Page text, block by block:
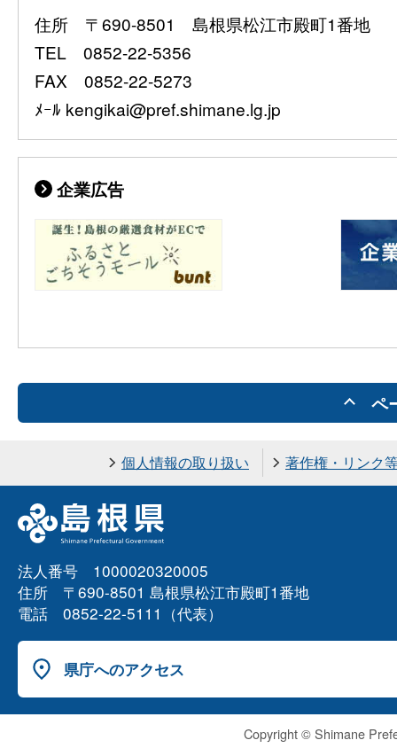
住所 〒690-8501 島根県松江市殿町1番地
TEL 0852-22-5356
FAX 0852-22-5273
ﾒｰﾙ kengikai@pref.shimane.lg.jp
企業広告
ペ
個人情報の取り扱い 著作権・リンク
法人番号 1000020320005
住所 〒690-8501 島根県松江市殿町1番地
電話 0852-22-5111（代表）
県庁へのアクセス
Copyright © Shimane